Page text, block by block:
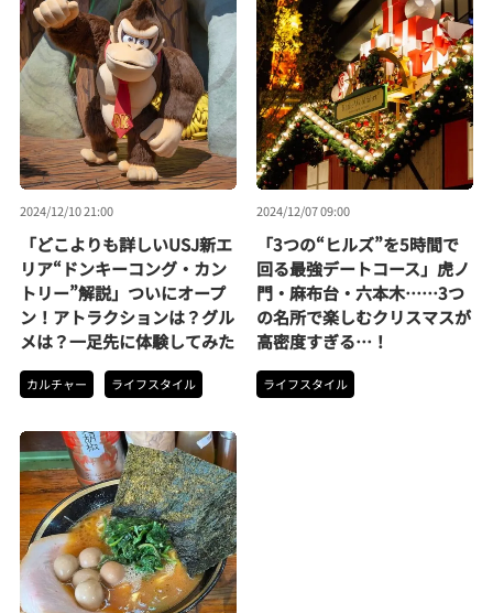
2024/12/10 21:00
「どこよりも詳しいUSJ新エ
リア“ドンキーコング・カン
トリー”解説」ついにオープ
ン！アトラクションは？グル
メは？一足先に体験してみた
カルチャー ライフスタイル
2024/12/07 09:00
「3つの“ヒルズ”を5時間で
回る最強デートコース」虎ノ
門・麻布台・六本木……3つ
の名所で楽しむクリスマスが
高密度すぎる…！
ライフスタイル